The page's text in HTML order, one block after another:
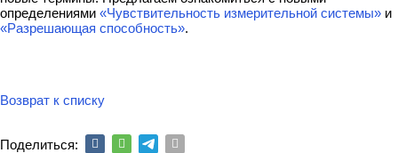
определениями «Чувствительность измерительной системы» и
«Разрешающая способность».
Возврат к списку
Поделиться: